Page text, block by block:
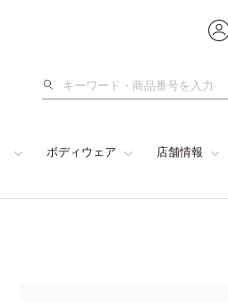
検
ボディウェア 店舗情報